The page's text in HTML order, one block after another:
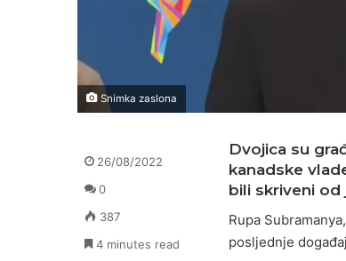
Snimka zaslona
Dvojica su
kanadske
bili skriveni od
Rupa
posljednje
26/08/2022
0
387
4 minutes read